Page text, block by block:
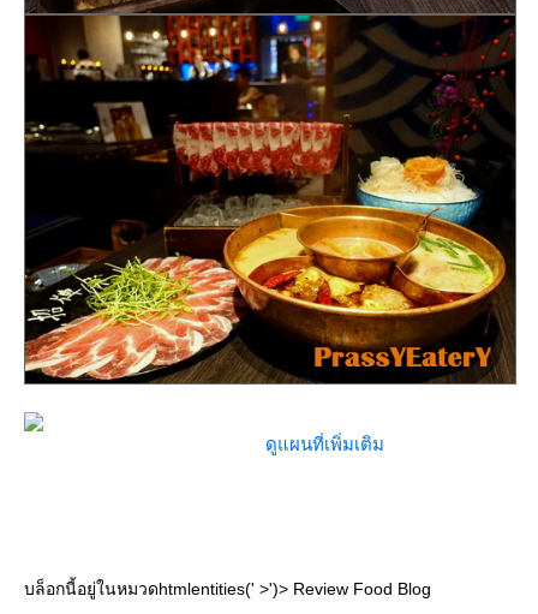
ดูแผนที่เพิ่มเติม
บล็อกนี้อยู่ในหมวดhtmlentities(' >')> Review Food Blog